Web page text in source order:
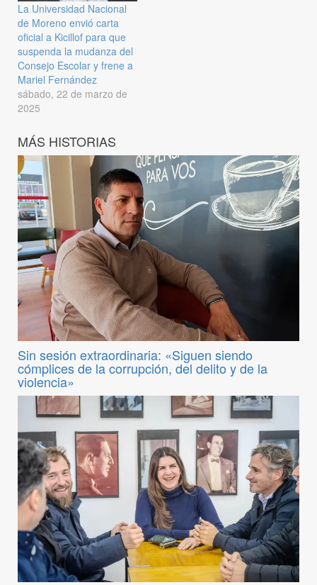
La Universidad Nacional
de Moreno envió carta
oficial a Kicillof para que
suspenda la mudanza del
Consejo Escolar y frene a
Mariel Fernández
sábado, 22 de marzo de
2025
MÁS HISTORIAS
Sin sesión extraordinaria: «Siguen siendo
cómplices de la corrupción, del delito y de la
violencia»